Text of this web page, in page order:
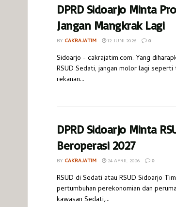
DPRD Sidoarjo Minta
Jangan Mangkrak Lagi
BY CAKRAJATIM 12 JUNI 2026 0
Sidoarjo - cakrajatim.com: Yang
RSUD Sedati, jangan molor lagi seperti
rekanan...
DPRD Sidoarjo Minta
Beroperasi 2027
BY CAKRAJATIM 24 APRIL 2026 0
RSUD di Sedati atau RSUD Sidoarjo
pertumbuhan perekonomian dan
kawasan Sedati,...